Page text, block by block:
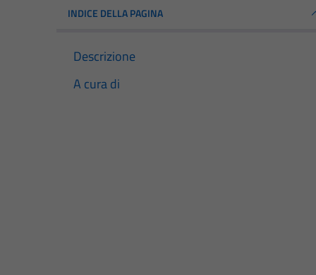
INDICE DELLA PAGINA
Descrizione
A cura di